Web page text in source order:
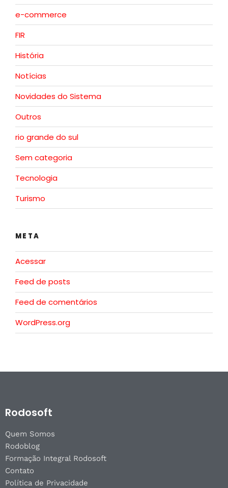
e-commerce
FIR
História
Notícias
Novidades do Sistema
Outros
rio grande do sul
Sem categoria
Tecnologia
Turismo
META
Acessar
Feed de posts
Feed de comentários
WordPress.org
Rodosoft
Quem Somos
Rodoblog
Formação Integral Rodosoft
Contato
Política de Privacidade